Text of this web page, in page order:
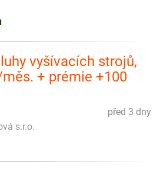
vyšívacích strojů,
+ prémie +100
před 3 dny
s.r.o.